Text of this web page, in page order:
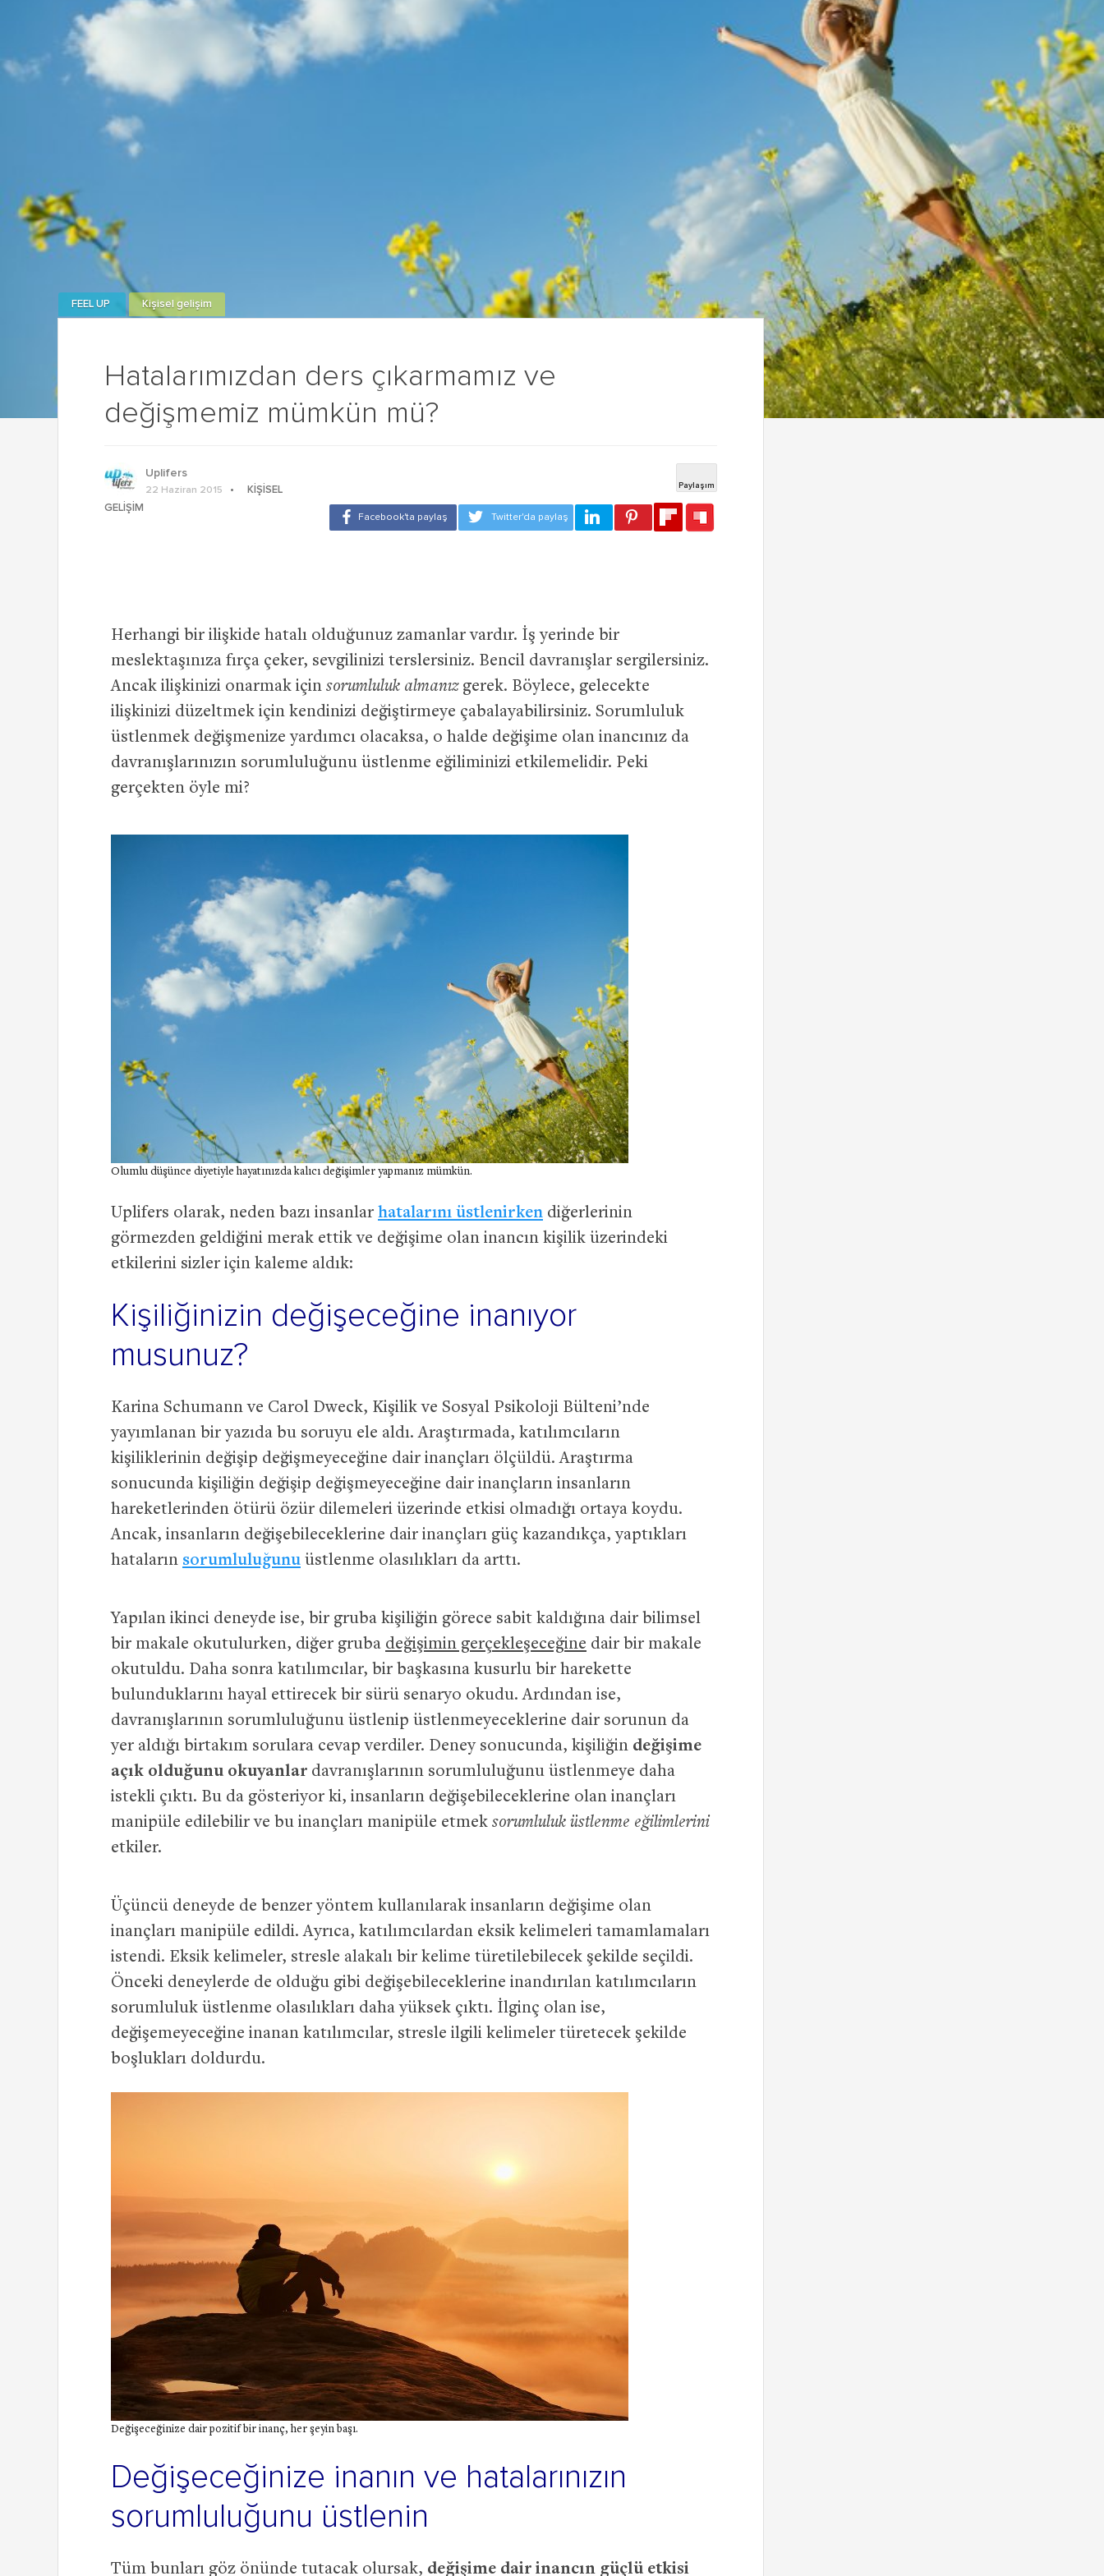
Hatalarımızdan ders çıkarmamız ve
değişmemiz mümkün mü?
FEEL UP Kişisel gelişim
Uplifers
22 Haziran 2015
KIŞISEL
GELIŞIM
Herhangi bir ilişkide hatalı olduğunuz zamanlar vardır. İş yerinde bir
meslektaşınıza fırça çeker, sevgilinizi terslersiniz. Bencil davranışlar sergilersiniz.
Ancak ilişkinizi onarmak için sorumluluk almanızgerek. Böylece, gelecekte
ilişkinizi düzeltmek için kendinizi değiştirmeye çabalayabilirsiniz. Sorumluluk
üstlenmek değişmenize yardımcı olacaksa, o halde değişime olan inancınız da
davranışlarınızın sorumluluğunu üstlenme eğiliminizi etkilemelidir. Peki
gerçekten öyle mi?
Olumlu düşünce diyetiyle hayatınızda kalıcı değişimler yapmanız mümkün.
Uplifers olarak, neden bazı insanlar hatalarını üstlenirken diğerlerinin
görmezden geldiğini merak ettik ve değişime olan inancın kişilik üzerindeki
etkilerini sizler için kaleme aldık:
Kişiliğinizin değişeceğine inanıyor
musunuz?
Karina Schumann ve Carol Dweck, Kişilik ve Sosyal Psikoloji Bülteni’nde
yayımlanan bir yazıda bu soruyu ele aldı. Araştırmada, katılımcıların
kişiliklerinin değişip değişmeyeceğine dair inançları ölçüldü. Araştırma
sonucunda kişiliğin değişip değişmeyeceğine dair inançların insanların
hareketlerinden ötürü özür dilemeleri üzerinde etkisi olmadığı ortaya koydu.
Ancak, insanların değişebileceklerine dair inançları güç kazandıkça, yaptıkları
hataların sorumluluğunu üstlenme olasılıkları da arttı.
Yapılan ikinci deneyde ise, bir gruba kişiliğin görece sabit kaldığına dair bilimsel
bir makale okutulurken, diğer gruba değişimin gerçekleşeceğine dair bir makale
okutuldu. Daha sonra katılımcılar, bir başkasına kusurlu bir harekette
bulunduklarını hayal ettirecek bir sürü senaryo okudu. Ardından ise,
davranışlarının sorumluluğunu üstlenip üstlenmeyeceklerine dair sorunun da
yer aldığı birtakım sorulara cevap verdiler. Deney sonucunda, kişiliğin değişime
açık olduğunu okuyanlar davranışlarının sorumluluğunu üstlenmeye daha
istekli çıktı. Bu da gösteriyor ki, insanların değişebileceklerine olan inançları
manipüle edilebilir ve bu inançları manipüle etmek sorumluluk üstlenme eğilimlerini
etkiler.
Üçüncü deneyde de benzer yöntem kullanılarak insanların değişime olan
inançları manipüle edildi. Ayrıca, katılımcılardan eksik kelimeleri tamamlamaları
istendi. Eksik kelimeler, stresle alakalı bir kelime türetilebilecek şekilde seçildi.
Önceki deneylerde de olduğu gibi değişebileceklerine inandırılan katılımcıların
sorumluluk üstlenme olasılıkları daha yüksek çıktı. İlginç olan ise,
değişemeyeceğine inanan katılımcılar, stresle ilgili kelimeler türetecek şekilde
boşlukları doldurdu.
Değişeceğinize dair pozitif bir inanç, her şeyin başı.
Değişeceğinize inanın ve hatalarınızın
sorumluluğunu üstlenin
Tüm bunları göz önünde tutacak olursak, değişime dair inancın güçlü etkisi